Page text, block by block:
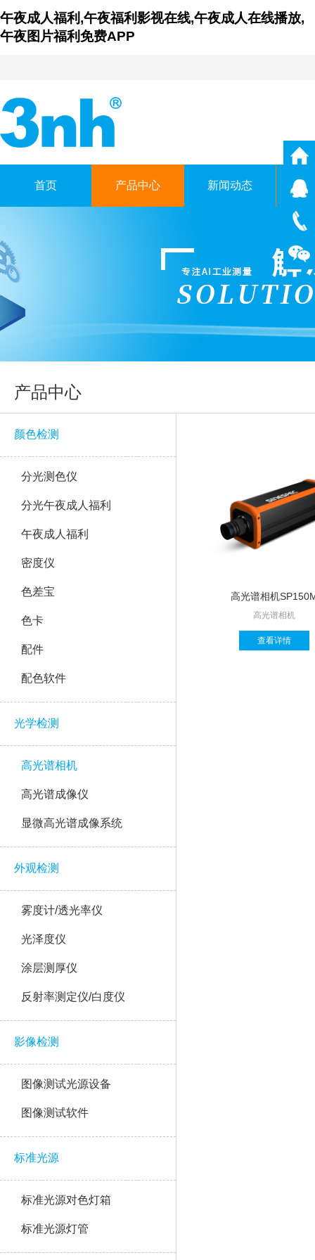
午夜成人福利,午夜福利影视在线,午夜成人在线播放,
午夜图片福利免费APP
广东午夜福利影视在
GUANGDONG THREENH
首页 产品中心 新闻动态
产品中心
颜色检测
分光测色仪
分光午夜成人福利
午夜成人福利
密度仪
色差宝
色卡
配件
配色软件
光学检测
高光谱相机
高光谱成像仪
显微高光谱成像系统
外观检测
雾度计/透光率仪
光泽度仪
涂层测厚仪
反射率测定仪/白度仪
影像检测
图像测试光源设备
图像测试软件
标准光源
标准光源对色灯箱
标准光源灯管
高光谱相机
高光谱相机
查看详情